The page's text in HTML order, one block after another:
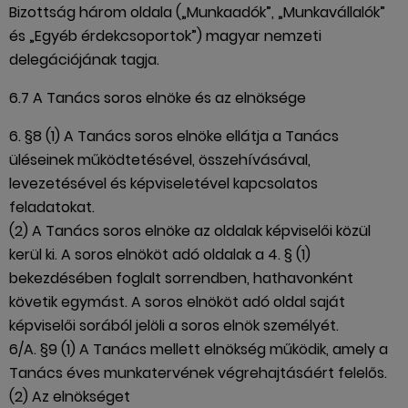
Bizottság három oldala („Munkaadók”, „Munkavállalók”
és „Egyéb érdekcsoportok”) magyar nemzeti
delegációjának tagja.
6.7 A Tanács soros elnöke és az elnöksége
6. §8 (1) A Tanács soros elnöke ellátja a Tanács
üléseinek működtetésével, összehívásával,
levezetésével és képviseletével kapcsolatos
feladatokat.
(2) A Tanács soros elnöke az oldalak képviselői közül
kerül ki. A soros elnököt adó oldalak a 4. § (1)
bekezdésében foglalt sorrendben, hathavonként
követik egymást. A soros elnököt adó oldal saját
képviselői sorából jelöli a soros elnök személyét.
6/A. §9 (1) A Tanács mellett elnökség működik, amely a
Tanács éves munkatervének végrehajtásáért felelős.
(2) Az elnökséget